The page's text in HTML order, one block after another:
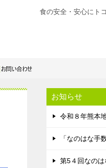
食の安全・安心にト
お知らせ
令和８年熊本
「なのはな手
第5４回なの